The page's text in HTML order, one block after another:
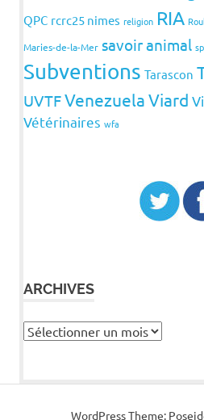
QPC rcrc25 nimes religion RIA
Maries-de-la-Mer savoir animal
Subventions Tarascon
UVTFVenezuelaViard
Vétérinaires wfa
ARCHIVES
Archives
WordPress Theme: